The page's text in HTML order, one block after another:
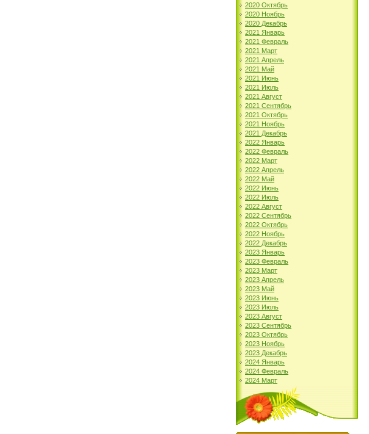
2020 Октябрь
2020 Ноябрь
2020 Декабрь
2021 Январь
2021 Февраль
2021 Март
2021 Апрель
2021 Май
2021 Июнь
2021 Июль
2021 Август
2021 Сентябрь
2021 Октябрь
2021 Ноябрь
2021 Декабрь
2022 Январь
2022 Февраль
2022 Март
2022 Апрель
2022 Май
2022 Июнь
2022 Июль
2022 Август
2022 Сентябрь
2022 Октябрь
2022 Ноябрь
2022 Декабрь
2023 Январь
2023 Февраль
2023 Март
2023 Апрель
2023 Май
2023 Июнь
2023 Июль
2023 Август
2023 Сентябрь
2023 Октябрь
2023 Ноябрь
2023 Декабрь
2024 Январь
2024 Февраль
2024 Март